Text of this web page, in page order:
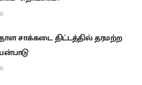
சாக்கடை திட்டத்தில் தரமற்ற